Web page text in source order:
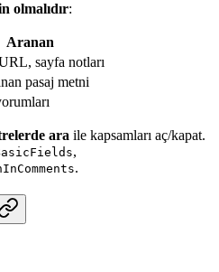
olmalıdır:
Aranan
sayfa notları
pasaj metni
ara ile kapsamları aç/kapat.
,
.